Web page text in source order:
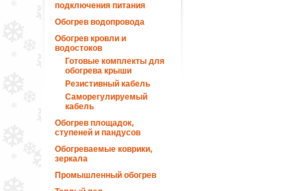
подключения питания
Обогрев водопровода
Обогрев кровли и
водостоков
Готовые комплекты для
обогрева крыши
Резистивный кабель
Саморегулируемый
кабель
Обогрев площадок,
ступеней и пандусов
Обогреваемые коврики,
зеркала
Промышленный обогрев